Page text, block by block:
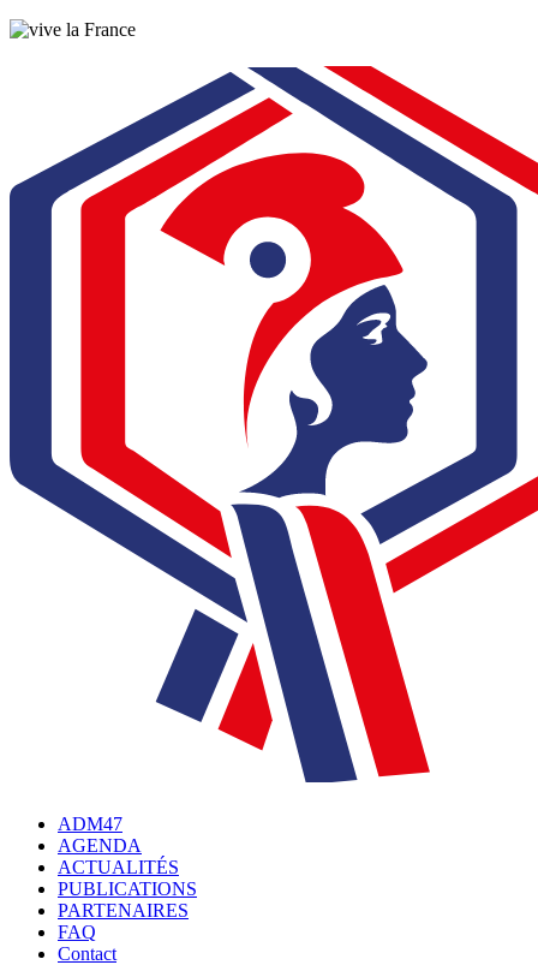
ADM47
AGENDA
ACTUALITÉS
PUBLICATIONS
PARTENAIRES
FAQ
Contact